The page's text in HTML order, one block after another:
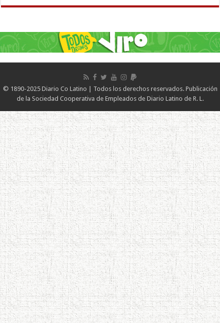
© 1890-2025 Diario Co Latino | Todos los derechos reservados. Publicación
de la Sociedad Cooperativa de Empleados de Diario Latino de R. L.